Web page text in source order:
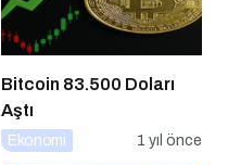
Bitcoin 83.500 Doları
Aştı
Ekonomi 1 yıl önce